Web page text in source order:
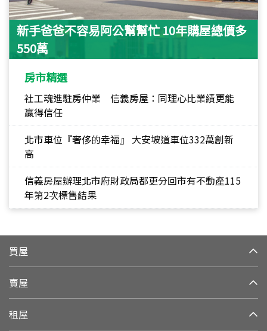
新手爸爸不容易阿公幫幫忙 10年購屋總價多
550萬
房市精選
社工魂進駐房仲業 信義房屋：同理心比業績更能
贏得信任
北市車位『奢侈的幸福』 大安坡道車位332萬創新
高
信義房屋辦理北市府財政局都更分回市有不動產115
年第2次標售結果
買屋
賣屋
租屋